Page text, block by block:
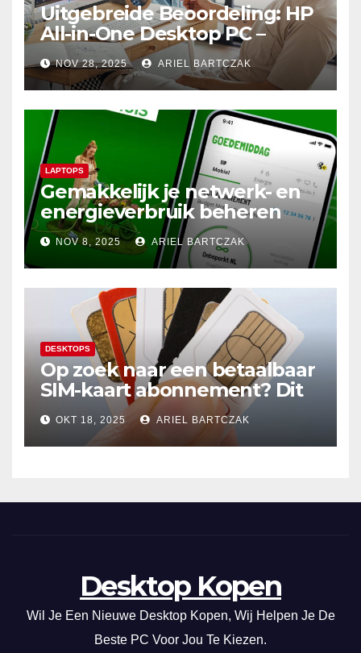
Uitgebreide Beoordeling: HP
All-in-One Desktop PC –
Krachtige Prestaties en
Minimalistisch Design in
Perfecte Harmonie
NOV 28, 2025 ARIEL BARTCZAK
LAPTOPS
Gemakkelijk je netwerk- en
energieverbruik beheren
met de Budget Thuis App
NOV 8, 2025 ARIEL BARTCZAK
DESKTOPS
Op zoek naar een betaalbaar
SIM-kaart abonnement? Dit
20GB data-abonnement is
super voordelig in Nederland
en de EU!
OKT 18, 2025 ARIEL BARTCZAK
Desktop Kopen
Wil Je Een Nieuwe Desktop Kopen, Wij Helpen Je De
Beste PC Voor Jou Te Kiezen.